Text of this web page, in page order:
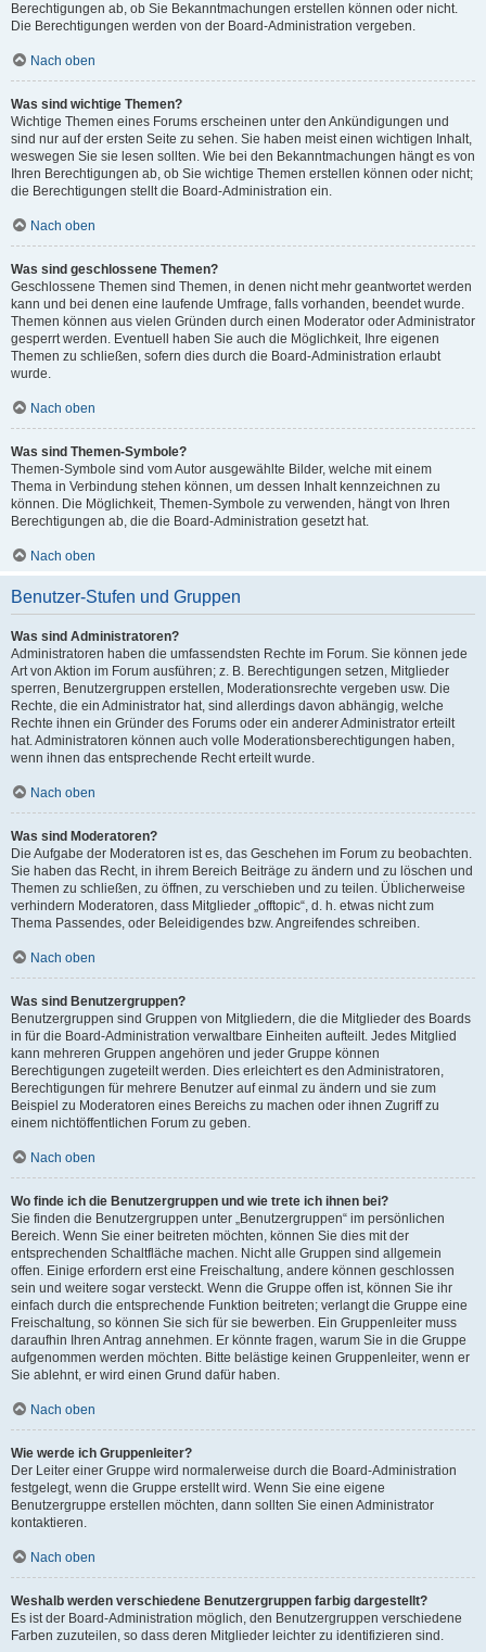
Berechtigungen ab, ob Sie Bekanntmachungen erstellen können oder nicht.
Die Berechtigungen werden von der Board-Administration vergeben.
Nach oben
Was sind wichtige Themen?
Wichtige Themen eines Forums erscheinen unter den Ankündigungen und
sind nur auf der ersten Seite zu sehen. Sie haben meist einen wichtigen Inhalt,
weswegen Sie sie lesen sollten. Wie bei den Bekanntmachungen hängt es von
Ihren Berechtigungen ab, ob Sie wichtige Themen erstellen können oder nicht;
die Berechtigungen stellt die Board-Administration ein.
Nach oben
Was sind geschlossene Themen?
Geschlossene Themen sind Themen, in denen nicht mehr geantwortet werden
kann und bei denen eine laufende Umfrage, falls vorhanden, beendet wurde.
Themen können aus vielen Gründen durch einen Moderator oder Administrator
gesperrt werden. Eventuell haben Sie auch die Möglichkeit, Ihre eigenen
Themen zu schließen, sofern dies durch die Board-Administration erlaubt
wurde.
Nach oben
Was sind Themen-Symbole?
Themen-Symbole sind vom Autor ausgewählte Bilder, welche mit einem
Thema in Verbindung stehen können, um dessen Inhalt kennzeichnen zu
können. Die Möglichkeit, Themen-Symbole zu verwenden, hängt von Ihren
Berechtigungen ab, die die Board-Administration gesetzt hat.
Nach oben
Benutzer-Stufen und Gruppen
Was sind Administratoren?
Administratoren haben die umfassendsten Rechte im Forum. Sie können jede
Art von Aktion im Forum ausführen; z. B. Berechtigungen setzen, Mitglieder
sperren, Benutzergruppen erstellen, Moderationsrechte vergeben usw. Die
Rechte, die ein Administrator hat, sind allerdings davon abhängig, welche
Rechte ihnen ein Gründer des Forums oder ein anderer Administrator erteilt
hat. Administratoren können auch volle Moderationsberechtigungen haben,
wenn ihnen das entsprechende Recht erteilt wurde.
Nach oben
Was sind Moderatoren?
Die Aufgabe der Moderatoren ist es, das Geschehen im Forum zu beobachten.
Sie haben das Recht, in ihrem Bereich Beiträge zu ändern und zu löschen und
Themen zu schließen, zu öffnen, zu verschieben und zu teilen. Üblicherweise
verhindern Moderatoren, dass Mitglieder „offtopic“, d. h. etwas nicht zum
Thema Passendes, oder Beleidigendes bzw. Angreifendes schreiben.
Nach oben
Was sind Benutzergruppen?
Benutzergruppen sind Gruppen von Mitgliedern, die die Mitglieder des Boards
in für die Board-Administration verwaltbare Einheiten aufteilt. Jedes Mitglied
kann mehreren Gruppen angehören und jeder Gruppe können
Berechtigungen zugeteilt werden. Dies erleichtert es den Administratoren,
Berechtigungen für mehrere Benutzer auf einmal zu ändern und sie zum
Beispiel zu Moderatoren eines Bereichs zu machen oder ihnen Zugriff zu
einem nichtöffentlichen Forum zu geben.
Nach oben
Wo finde ich die Benutzergruppen und wie trete ich ihnen bei?
Sie finden die Benutzergruppen unter „Benutzergruppen“ im persönlichen
Bereich. Wenn Sie einer beitreten möchten, können Sie dies mit der
entsprechenden Schaltfläche machen. Nicht alle Gruppen sind allgemein
offen. Einige erfordern erst eine Freischaltung, andere können geschlossen
sein und weitere sogar versteckt. Wenn die Gruppe offen ist, können Sie ihr
einfach durch die entsprechende Funktion beitreten; verlangt die Gruppe eine
Freischaltung, so können Sie sich für sie bewerben. Ein Gruppenleiter muss
daraufhin Ihren Antrag annehmen. Er könnte fragen, warum Sie in die Gruppe
aufgenommen werden möchten. Bitte belästige keinen Gruppenleiter, wenn er
Sie ablehnt, er wird einen Grund dafür haben.
Nach oben
Wie werde ich Gruppenleiter?
Der Leiter einer Gruppe wird normalerweise durch die Board-Administration
festgelegt, wenn die Gruppe erstellt wird. Wenn Sie eine eigene
Benutzergruppe erstellen möchten, dann sollten Sie einen Administrator
kontaktieren.
Nach oben
Weshalb werden verschiedene Benutzergruppen farbig dargestellt?
Es ist der Board-Administration möglich, den Benutzergruppen verschiedene
Farben zuzuteilen, so dass deren Mitglieder leichter zu identifizieren sind.